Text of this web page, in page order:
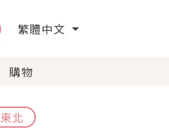
繁體中文
購物
東北